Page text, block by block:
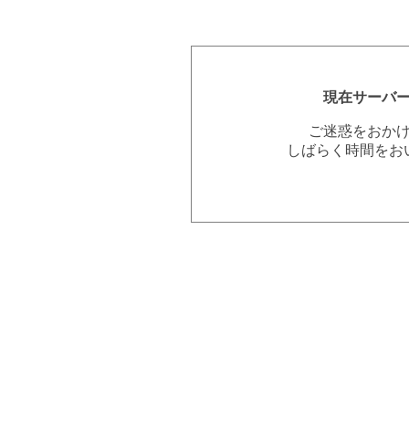
現在サーバ
ご迷惑をおか
しばらく時間を